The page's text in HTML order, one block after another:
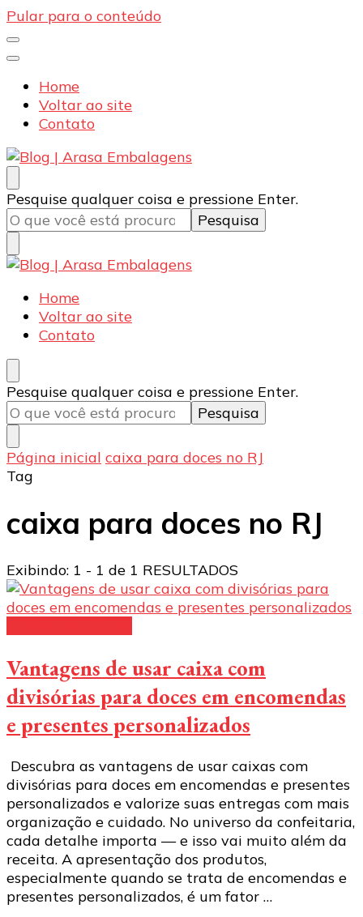
Pular para o conteúdo
Home
Voltar ao site
Contato
Blog | Arasa Embalagens
Confira conteúdos sobre embalagens para pizzas,
doces e salgados. Tudo para seu comércio com a
qualidade Arasa. Leia nossos conteúdos!
Procurando
algo?
Pesquise qualquer coisa e pressione Enter.
Blog | Arasa Embalagens
Confira conteúdos sobre embalagens para pizzas,
doces e salgados. Tudo para seu comércio com a
qualidade Arasa. Leia nossos conteúdos!
Home
Voltar ao site
Contato
Procurando
algo?
Pesquise qualquer coisa e pressione Enter.
Página inicial caixa para doces no RJ
Tag
caixa para doces no RJ
Exibindo: 1 - 1 de 1 RESULTADOS
Vantagens de usar caixa com
divisórias para doces em encomendas
e presentes personalizados
Descubra as vantagens de usar caixas com
divisórias para doces em encomendas e presentes
personalizados e valorize suas entregas com mais
organização e cuidado. No universo da confeitaria,
cada detalhe importa — e isso vai muito além da
receita. A apresentação dos produtos,
especialmente quando se trata de encomendas e
presentes personalizados, é um fator …